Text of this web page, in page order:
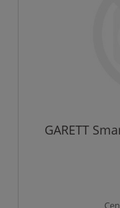
GARETT